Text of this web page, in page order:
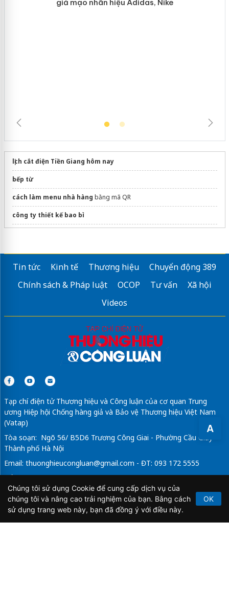
A
lịch cắt điện Tiền Giang hôm nay
bếp từ
cách làm menu nhà hàng bằng mã QR
công ty thiết kế bao bì
Tin tức Kinh tế Thương hiệu
Chuyển động 389
Chính sách & Pháp luật
OCOP Tư vấn
Xã hội
Videos
Tạp chí điện tử Thương hiệu và Công luận của cơ quan Trung
ương Hiệp hội Chống hàng giả và Bảo vệ Thương hiệu Việt Nam
(Vatap)
Tòa soạn: Ngõ 56/ B5D6 Trương Công Giai - Phường Cầu Giấy -
Thành phố Hà Nội
Email: thuonghieucongluan@gmail.com - ĐT: 093 172 5555
Tổng Biên Tập: Vũ Đức Thuận
Giấy phép hoạt động báo chí điện tử số 64/GP-BTTTT do Bộ
Thông tin và Truyền thông cấp ngày 21/2/2020.
Chúng tôi sử dụng Cookie để cung cấp dịch vụ của
chúng tôi và nâng cao trải nghiệm của bạn. Bằng cách
sử dụng trang web này, bạn đã đồng ý với điều này.
OK